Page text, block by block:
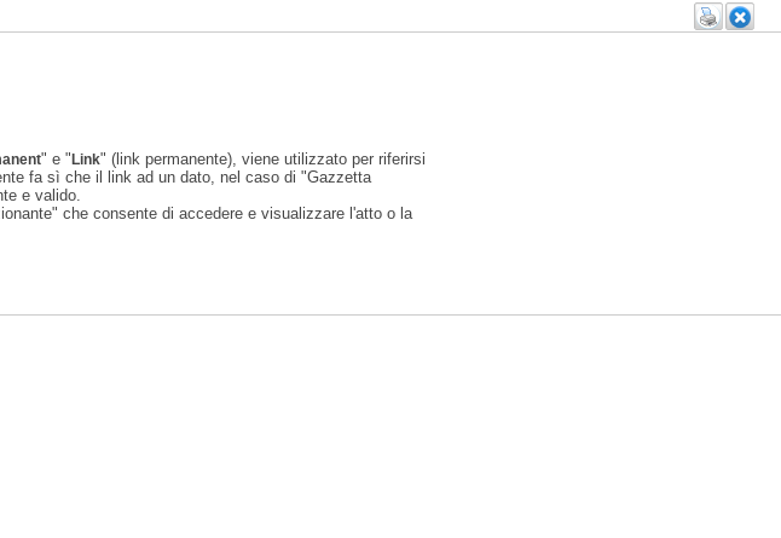
" e "Link" (link permanente), viene utilizzato per riferirsi
fa sì che il link ad un dato, nel caso di "Gazzetta
e valido.
che consente di accedere e visualizzare l'atto o la